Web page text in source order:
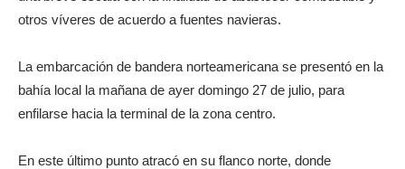
otros víveres de acuerdo a fuentes navieras.
La embarcación de bandera norteamericana se presentó en la
bahía local la mañana de ayer domingo 27 de julio, para
enfilarse hacia la terminal de la zona centro.
En este último punto atracó en su flanco norte, donde